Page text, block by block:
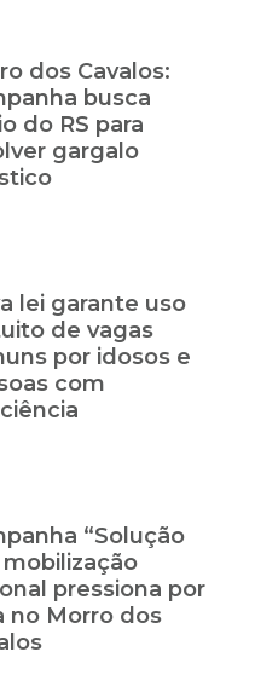
dos Cavalos:
busca
do RS para
gargalo
lei garante uso
de vagas
por idosos e
com
“Solução
mobilização
pressiona por
no Morro dos